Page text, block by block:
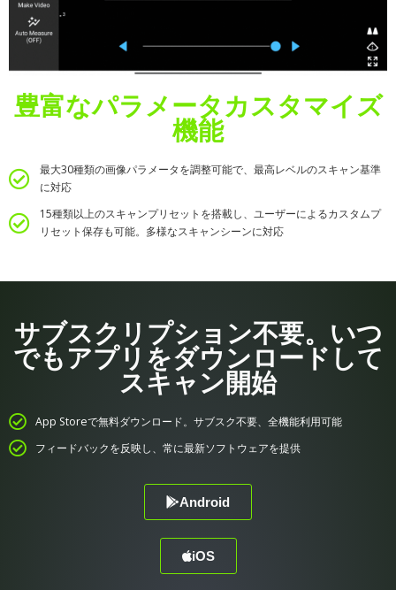
豊富なパラメータカスタマイズ
機能
最大30種類の画像パラメータを調整可能で、最高レベルのスキャン基準
に対応
15種類以上のスキャンプリセットを搭載し、ユーザーによるカスタムプ
リセット保存も可能。多様なスキャンシーンに対応
サブスクリプション不要。いつ
でもアプリをダウンロードして
スキャン開始
App Storeで無料ダウンロード。サブスク不要、全機能利用可能
フィードバックを反映し、常に最新ソフトウェアを提供
Android
iOS